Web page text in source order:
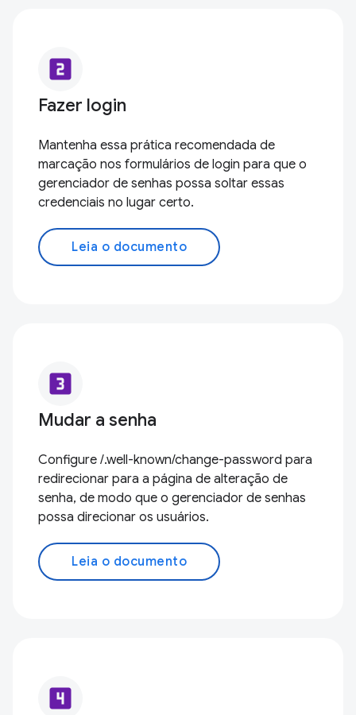
looks_two
Fazer login
Mantenha essa prática recomendada de
marcação nos formulários de login para que o
gerenciador de senhas possa soltar essas
credenciais no lugar certo.
Leia o documento
looks_3
Mudar a senha
Configure /.well-known/change-password para
redirecionar para a página de alteração de
senha, de modo que o gerenciador de senhas
possa direcionar os usuários.
Leia o documento
looks_4